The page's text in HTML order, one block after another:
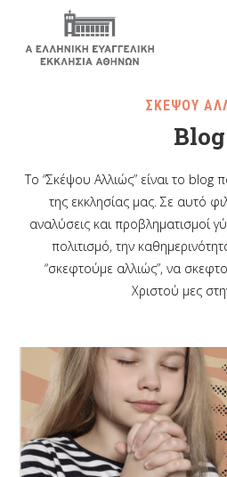
ΣΚΕΨΟΥ
Blog
Το “Σκέψου Αλλιώς” είναι το blog
της εκκλησίας μας. Σε αυτό
αναλύσεις και προβληματισμοί
πολιτισμό, την
“σκεφτούμε αλλιώς”, να
Χριστού μες